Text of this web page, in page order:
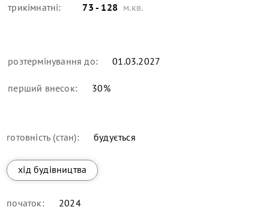
трикімнатні: 73 - 128 м.кв.
розтермінування до: 01.03.2027
перший внесок: 30%
готовність (стан): будується
хід будівництва
початок: 2024